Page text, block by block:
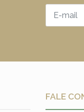
FALE